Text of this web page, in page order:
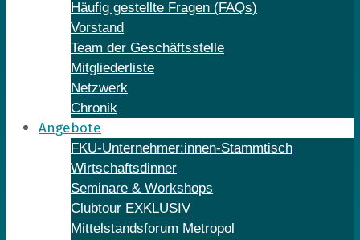
Häufig gestellte Fragen (FAQs)
Vorstand
Team der Geschäftsstelle
Mitgliederliste
Netzwerk
Chronik
Angebote
FKU-Unternehmer:innen-Stammtisch
Wirtschaftsdinner
Seminare & Workshops
Clubtour EXKLUSIV
Mittelstandsforum Metropol